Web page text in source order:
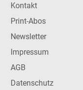
Kontakt
Print-Abos
Newsletter
Impressum
AGB
Datenschutz